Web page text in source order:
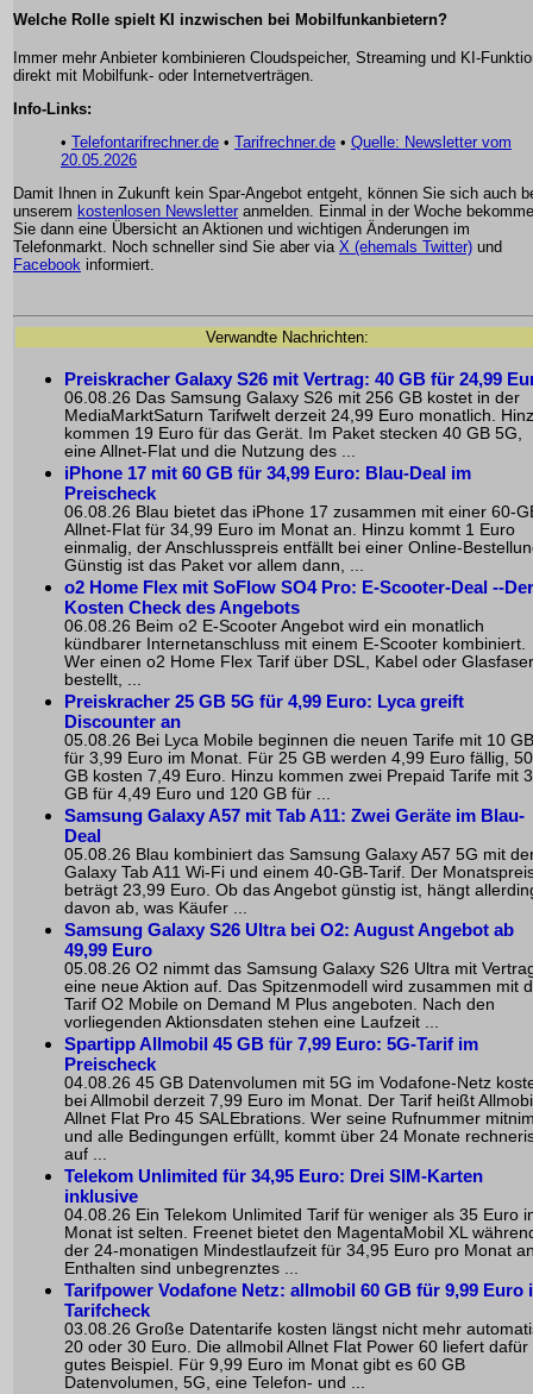
Welche Rolle spielt KI inzwischen bei Mobilfunkanbietern?
Immer mehr Anbieter kombinieren Cloudspeicher, Streaming und KI-
direkt mit Mobilfunk- oder Internetverträgen.
Info-Links:
• Telefontarifrechner.de • Tarifrechner.de • Quelle: Newsletter vom
20.05.2026
Damit Ihnen in Zukunft kein Spar-Angebot entgeht, können Sie sich auch
unserem kostenlosen Newsletter anmelden. Einmal in der Woche
Sie dann eine Übersicht an Aktionen und wichtigen Änderungen im
Telefonmarkt. Noch schneller sind Sie aber via X (ehemals Twitter) und
Facebook informiert.
Verwandte Nachrichten:
Preiskracher Galaxy S26 mit Vertrag: 40 GB für 24,99
06.08.26 Das Samsung Galaxy S26 mit 256 GB kostet in der
MediaMarktSaturn Tarifwelt derzeit 24,99 Euro monatlich.
kommen 19 Euro für das Gerät. Im Paket stecken 40 GB 5G,
eine Allnet-Flat und die Nutzung des ...
iPhone 17 mit 60 GB für 34,99 Euro: Blau-Deal im
Preischeck
06.08.26 Blau bietet das iPhone 17 zusammen mit einer 60-
Allnet-Flat für 34,99 Euro im Monat an. Hinzu kommt 1 Euro
einmalig, der Anschlusspreis entfällt bei einer Online-
Günstig ist das Paket vor allem dann, ...
o2 Home Flex mit SoFlow SO4 Pro: E-Scooter-Deal --Der
Kosten Check des Angebots
06.08.26 Beim o2 E-Scooter Angebot wird ein monatlich
kündbarer Internetanschluss mit einem E-Scooter kombiniert.
Wer einen o2 Home Flex Tarif über DSL, Kabel oder Glasfaser
bestellt, ...
Preiskracher 25 GB 5G für 4,99 Euro: Lyca greift
Discounter an
05.08.26 Bei Lyca Mobile beginnen die neuen Tarife mit 10 GB
für 3,99 Euro im Monat. Für 25 GB werden 4,99 Euro fällig, 50
GB kosten 7,49 Euro. Hinzu kommen zwei Prepaid Tarife mit
GB für 4,49 Euro und 120 GB für ...
Samsung Galaxy A57 mit Tab A11: Zwei Geräte im Blau-
Deal
05.08.26 Blau kombiniert das Samsung Galaxy A57 5G mit
Galaxy Tab A11 Wi-Fi und einem 40-GB-Tarif. Der
beträgt 23,99 Euro. Ob das Angebot günstig ist, hängt
davon ab, was Käufer ...
Samsung Galaxy S26 Ultra bei O2: August Angebot ab
49,99 Euro
05.08.26 O2 nimmt das Samsung Galaxy S26 Ultra mit
eine neue Aktion auf. Das Spitzenmodell wird zusammen mit
Tarif O2 Mobile on Demand M Plus angeboten. Nach den
vorliegenden Aktionsdaten stehen eine Laufzeit ...
Spartipp Allmobil 45 GB für 7,99 Euro: 5G-Tarif im
Preischeck
04.08.26 45 GB Datenvolumen mit 5G im Vodafone-Netz
bei Allmobil derzeit 7,99 Euro im Monat. Der Tarif heißt
Allnet Flat Pro 45 SALEbrations. Wer seine Rufnummer
und alle Bedingungen erfüllt, kommt über 24 Monate
auf ...
Telekom Unlimited für 34,95 Euro: Drei SIM-Karten
inklusive
04.08.26 Ein Telekom Unlimited Tarif für weniger als 35 Euro
Monat ist selten. Freenet bietet den MagentaMobil XL
der 24-monatigen Mindestlaufzeit für 34,95 Euro pro Monat
Enthalten sind unbegrenztes ...
Tarifpower Vodafone Netz: allmobil 60 GB für 9,99 Euro
Tarifcheck
03.08.26 Große Datentarife kosten längst nicht mehr
20 oder 30 Euro. Die allmobil Allnet Flat Power 60 liefert dafür
gutes Beispiel. Für 9,99 Euro im Monat gibt es 60 GB
Datenvolumen, 5G, eine Telefon- und ...